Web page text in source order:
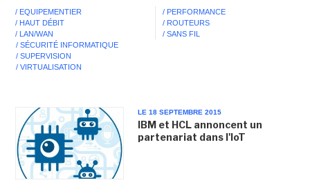
/ EQUIPEMENTIER
/ HAUT DÉBIT
/ LAN/WAN
/ PERFORMANCE
/ ROUTEURS
/ SANS FIL
/ SÉCURITÉ INFORMATIQUE
/ SUPERVISION
/ VIRTUALISATION
LE 18 SEPTEMBRE 2015
IBM et HCL annoncent un
partenariat dans l'IoT